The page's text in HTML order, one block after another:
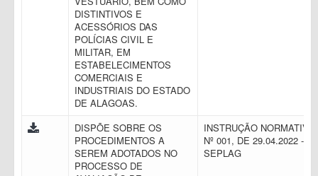
DISTINTIVOS E
ACESSÓRIOS DAS
POLÍCIAS CIVIL E
MILITAR, EM
ESTABELECIMENTOS
COMERCIAIS E
INDUSTRIAIS DO ESTADO
DE ALAGOAS.
DISPÕE SOBRE OS
PROCEDIMENTOS A
SEREM ADOTADOS NO
PROCESSO DE
INSTRUÇÃO NORMATIVA
Nº 001, DE 29.04.2022 -
SEPLAG